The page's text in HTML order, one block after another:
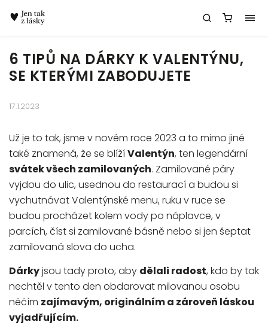
6 TIPŮ NA DÁRKY K VALENTÝNU,
SE KTERÝMI ZABODUJETE
17.1.2023
Už je to tak, jsme v novém roce 2023 a to mimo jiné
také znamená, že se blížíValentýn, ten legendární
svátek všech zamilovaných. Zamilované páry
vyjdou do ulic, usednou do restaurací a budou si
vychutnávat Valentýnské menu, ruku v ruce se
budou procházet kolem vody po náplavce, v
parcích, číst si zamilované básně nebo si jen šeptat
zamilovaná slova do ucha.
Dárkyjsou tady proto, aby dělali radost, kdo by tak
nechtěl v tento den obdarovat milovanou osobu
něčím zajímavým, originálním a zároveň láskou
vyjadřujícím.